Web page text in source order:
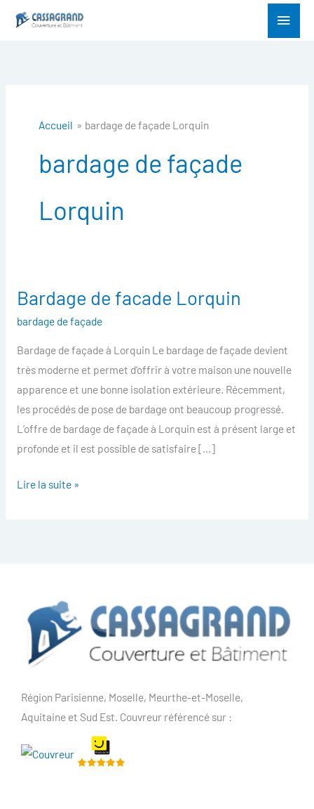
Menu
Accueil bardage de façade Lorquin
bardage de façade
Lorquin
Bardage de facade Lorquin
bardage de façade
Bardage de façade à Lorquin Le bardage de façade devient
très moderne et permet d’offrir à votre maison une nouvelle
apparence et une bonne isolation extérieure. Récemment,
les procédés de pose de bardage ont beaucoup progressé.
L’offre de bardage de façade à Lorquin est à présent large et
profonde et il est possible de satisfaire […]
Bardage
Lorquin
Lire la suite »
Région Parisienne, Moselle, Meurthe-et-Moselle,
Aquitaine et Sud Est. Couvreur référencé sur :